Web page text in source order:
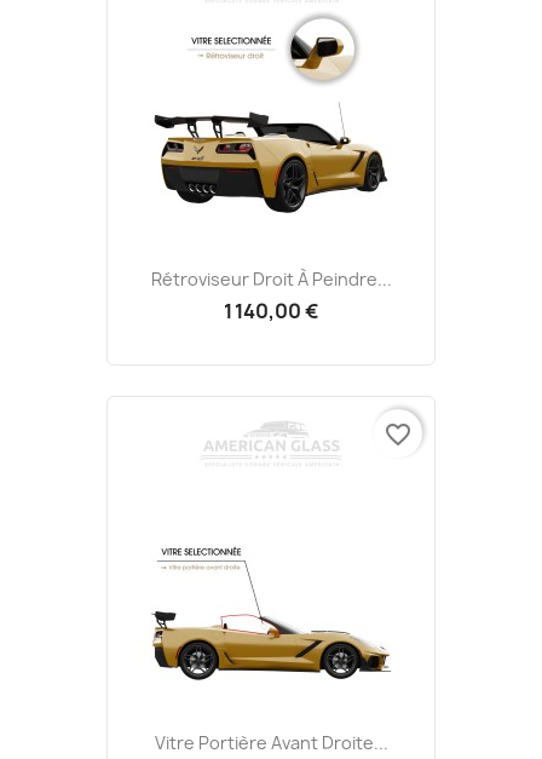
Rétroviseur Droit À Peindre...
1 140,00 €
Vitre Portière Avant Droite...
favorite_border